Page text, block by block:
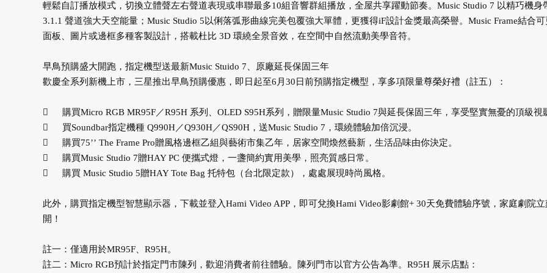
輕鬆自訂播放模式，切換立體聲左右聲道表現或串聯最多10組音響群組播放，全屋共享躍動節奏。Music Studio 7 以精巧機身
3.1.1 聲道強大天空能量；Music Studio 5以俐落弧形曲線完美包覆強大單體，更獲得iF設計金獎最高榮譽。Music Frame結合可
面板、圖片或邊框多種客製設計，搭載杜比 3D 環繞全景音效，在空間中自然流動美學音符。
早鳥預購盛大開跑，指定機型送最新Music Stuido 7、原廠延長保固三年
歡慶全系列新機上市，三星推出早鳥預購優惠，即日起至6月30日前預購指定機型，享多項限量尊榮好禮（註五）：

購買Micro RGB MR95F／R95H 系列、OLED S95H系列，贈限量Music Studio 7與延長保固三年，享受堅實無憂的頂級視

買Soundbar指定機種 Q990H／Q930H／QS90H，送Music Studio 7，環繞體驗加倍沉浸。

購買75’’ The Frame Pro贈風格邊框乙組與藝術市集乙年，居家空間煥然藝新，生活品味由你決定。

購買Music Studio 7贈HAY PC 便攜式燈，一盞簡約實用美學，照亮質感日常。

購買 Music Studio 5贈HAY Tote Bag 托特包（台北限定款），處處展現時尚風格。
此外，購買指定機型智慧顯示器，下載並登入Hami Video APP，即可兌換Hami Video影劇館+ 30天免費體驗序號，家庭劇院立
開！
註一：僅適用於MR95F、R95H。
註二：Micro RGB預計於指定門市陳列，歡迎消費者前往體驗。陳列門市以官方公告為準。R95H 展示店點：